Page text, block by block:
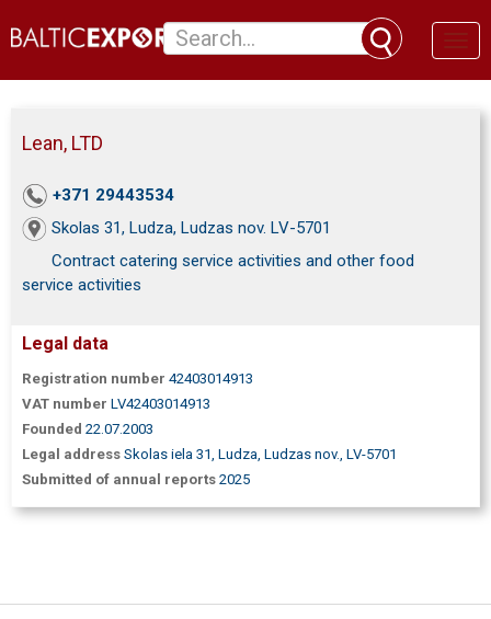
Lean, LTD
+371 29443534
Skolas 31, Ludza, Ludzas nov. LV-5701
Contract catering service activities and other food
service activities
Legal data
Registration number 42403014913
VAT number LV42403014913
Founded 22.07.2003
Legal address Skolas iela 31, Ludza, Ludzas nov., LV-5701
Submitted of annual reports 2025